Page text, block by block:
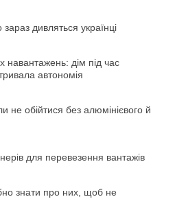
дивляться українці
навантажень: дім під час
автономія
не обійтися без алюмінієвого й
для перевезення вантажів
знати про них, щоб не